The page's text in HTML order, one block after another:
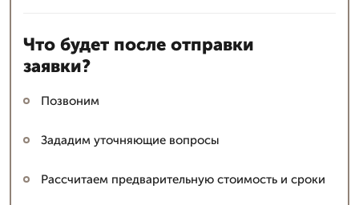
Что будет после отправки
заявки?
Позвоним
Зададим уточняющие вопросы
Рассчитаем предварительную стоимость и сроки